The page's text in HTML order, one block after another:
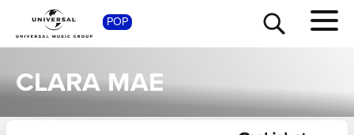
POP
CLARA MAESHOP